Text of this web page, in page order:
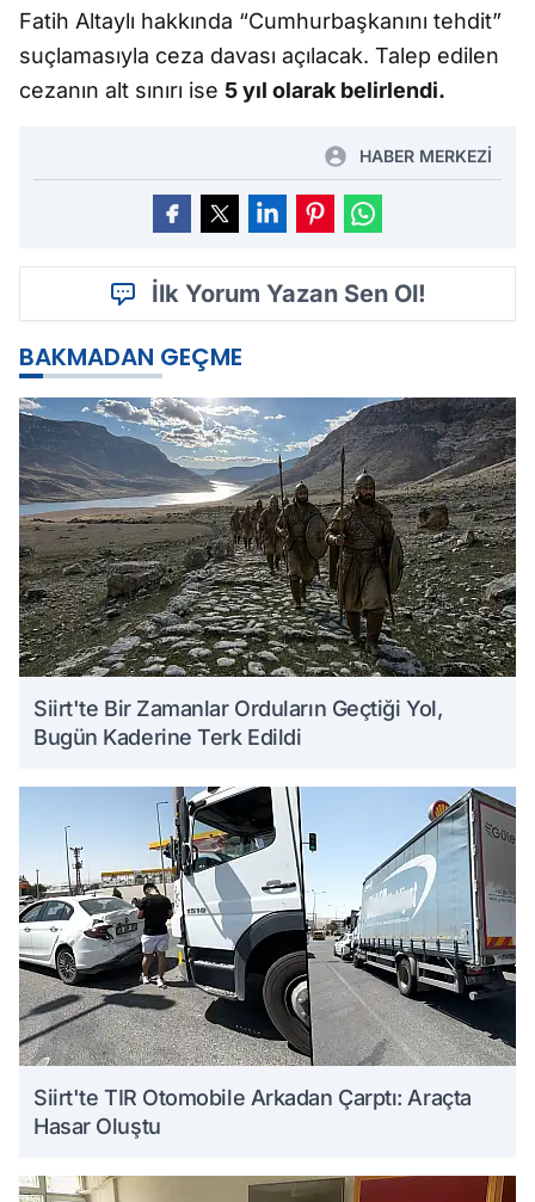
Fatih Altaylı hakkında “Cumhurbaşkanını tehdit”
suçlamasıyla ceza davası açılacak. Talep edilen
cezanın alt sınırı ise 5 yıl olarak belirlendi.
HABER MERKEZİ
İlk Yorum Yazan Sen Ol!
BAKMADAN GEÇME
Siirt'te Bir Zamanlar Orduların Geçtiği Yol,
Bugün Kaderine Terk Edildi
Siirt'te TIR Otomobile Arkadan Çarptı: Araçta
Hasar Oluştu